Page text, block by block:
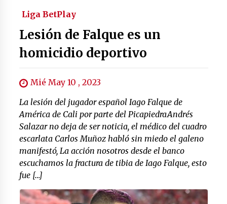
Liga BetPlay
Lesión de Falque es un
homicidio deportivo
Mié May 10 , 2023
La lesión del jugador español Iago Falque de
América de Cali por parte del PicapiedraAndrés
Salazar no deja de ser noticia, el médico del cuadro
escarlata Carlos Muñoz habló sin miedo el galeno
manifestó, La acción nosotros desde el banco
escuchamos la fractura de tibia de Iago Falque, esto
fue […]